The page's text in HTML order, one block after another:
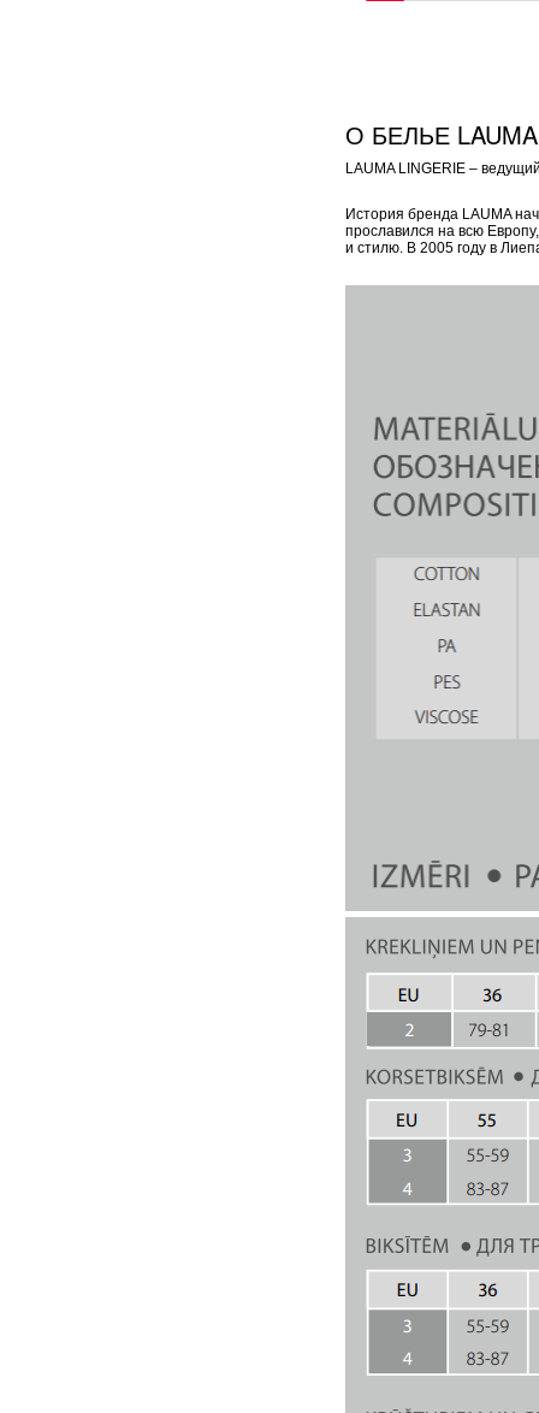
О БЕЛЬЕ LAUMA
LAUMA LINGERIE –
История бренда LAUMA
прославился на всю
и стилю. В 2005 году в